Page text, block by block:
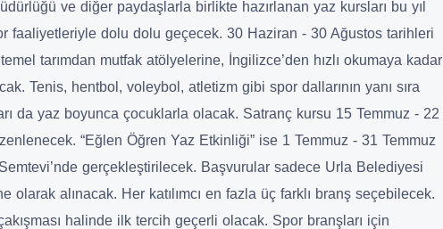
ve diğer paydaşlarla birlikte hazırlanan yaz kursları bu yıl
faaliyetleriyle dolu dolu geçecek. 30 Haziran - 30 Ağustos tarihleri
tarımdan mutfak atölyelerine, İngilizce’den hızlı okumaya kadar
Tenis, hentbol, voleybol, atletizm gibi spor dallarının yanı sıra
da yaz boyunca çocuklarla olacak. Satranç kursu 15 Temmuz - 22
“Eğlen Öğren Yaz Etkinliği” ise 1 Temmuz - 31 Temmuz
gerçekleştirilecek. Başvurular sadece Urla Belediyesi
olarak alınacak. Her katılımcı en fazla üç farklı branş seçebilecek.
halinde ilk tercih geçerli olacak. Spor branşları için